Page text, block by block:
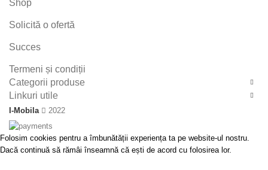
Shop
Solicită o ofertă
Succes
Termeni și condiții
Categorii produse
Linkuri utile
I-Mobila 2022
Folosim cookies pentru a îmbunătății experiența ta pe website-ul nostru.
Dacă continuă să rămâi înseamnă că ești de acord cu folosirea lor.